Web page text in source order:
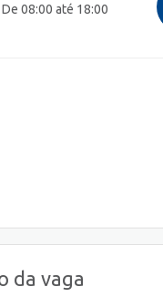
De 08:00 até 18:00
da vaga